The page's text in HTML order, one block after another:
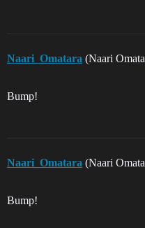
Naari_Omatara (Naari
Bump!
Naari_Omatara (Naari
Bump!